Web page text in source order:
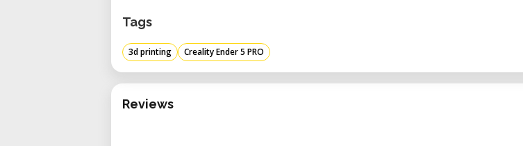
Diseño de estructura robusta: La Ender 5 Pro presenta una estructura
de marco cúbico que proporciona estabilidad y reduce las vibraciones
durante la impresión, lo que conduce a salidas más precisas.
Tags
3d printing Creality Ender 5 PRO
Reviews